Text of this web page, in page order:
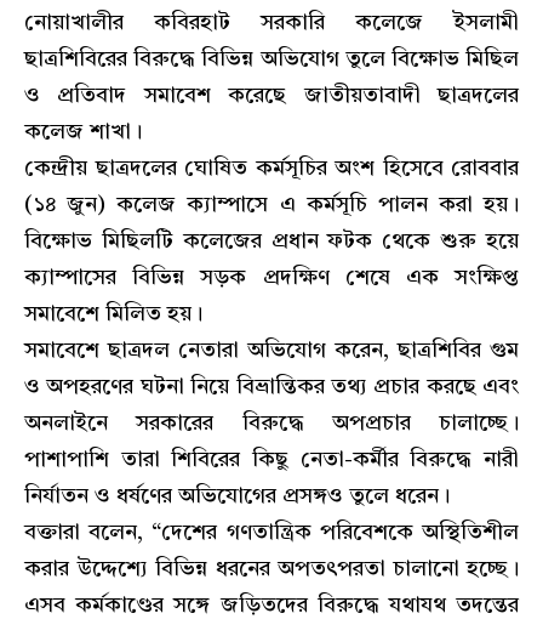
নোয়াখালীর কবিরহাট সরকারি কলেজে ইসলামী
ছাত্রশিবিরের বিরুদ্ধে বিভিন্ন অভিযোগ তুলে বিক্ষোভ মিছিল
ও প্রতিবাদ সমাবেশ করেছে জাতীয়তাবাদী ছাত্রদলের
কলেজ শাখা।
কেন্দ্রীয় ছাত্রদলের ঘোষিত কর্মসূচির অংশ হিসেবে রোববার
(১৪ জুন) কলেজ ক্যাম্পাসে এ কর্মসূচি পালন করা হয়।
বিক্ষোভ মিছিলটি কলেজের প্রধান ফটক থেকে শুরু হয়ে
ক্যাম্পাসের বিভিন্ন সড়ক প্রদক্ষিণ শেষে এক সংক্ষিপ্ত
সমাবেশে মিলিত হয়।
সমাবেশে ছাত্রদল নেতারা অভিযোগ করেন, ছাত্রশিবির গুম
ও অপহরণের ঘটনা নিয়ে বিভ্রান্তিকর তথ্য প্রচার করছে এবং
অনলাইনে সরকারের বিরুদ্ধে অপপ্রচার চালাচ্ছে।
পাশাপাশি তারা শিবিরের কিছু নেতা-কর্মীর বিরুদ্ধে নারী
নির্যাতন ও ধর্ষণের অভিযোগের প্রসঙ্গও তুলে ধরেন।
বক্তারা বলেন, “দেশের গণতান্ত্রিক পরিবেশকে অস্থিতিশীল
করার উদ্দেশ্যে বিভিন্ন ধরনের অপতৎপরতা চালানো হচ্ছে।
এসব কর্মকাণ্ডের সঙ্গে জড়িতদের বিরুদ্ধে যথাযথ তদন্তের